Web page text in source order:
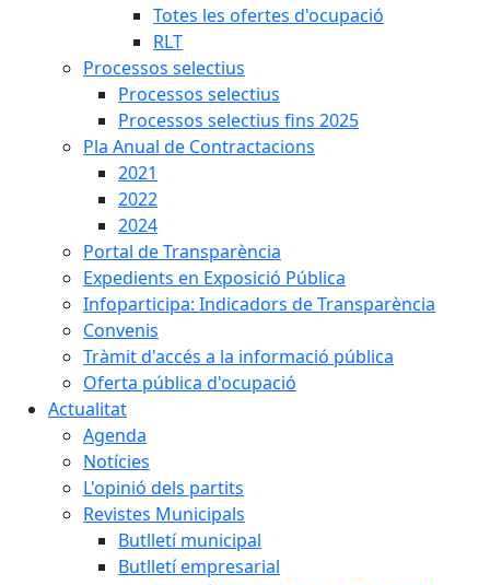
Totes les ofertes d'ocupació
RLT
Processos selectius
Processos selectius
Processos selectius fins 2025
Pla Anual de Contractacions
2021
2022
2024
Portal de Transparència
Expedients en Exposició Pública
Infoparticipa: Indicadors de Transparència
Convenis
Tràmit d'accés a la informació pública
Oferta pública d'ocupació
Actualitat
Agenda
Notícies
L'opinió dels partits
Revistes Municipals
Butlletí municipal
Butlletí empresarial